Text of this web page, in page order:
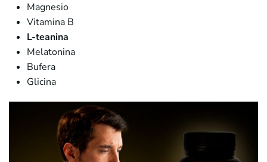
Magnesio
Vitamina B
L-teanina
Melatonina
Bufera
Glicina